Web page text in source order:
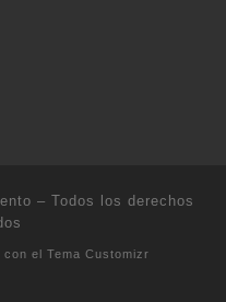
– Todos los derechos
con el Tema Customizr